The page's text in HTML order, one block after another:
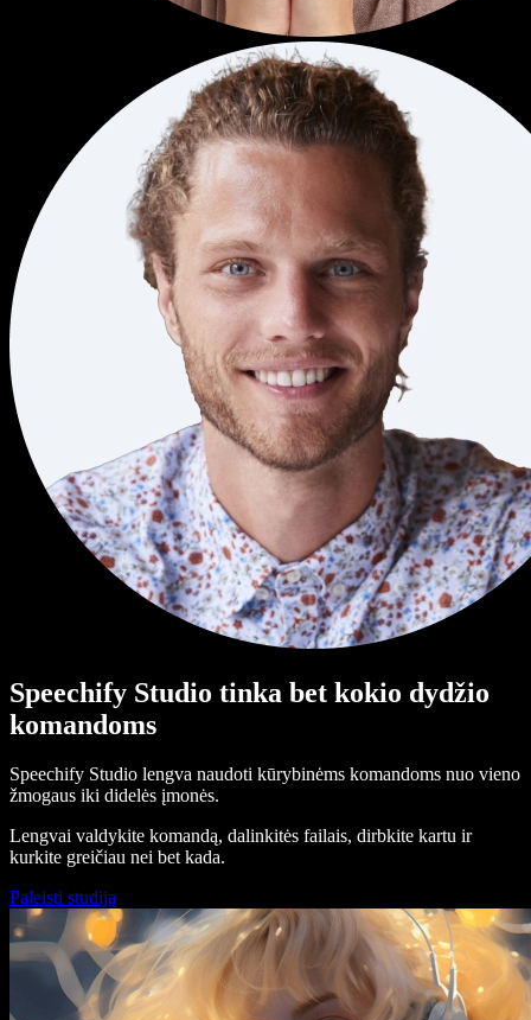
Speechify Studio tinka bet kokio dydžio
komandoms
Speechify Studio lengva naudoti kūrybinėms komandoms nuo vieno
žmogaus iki didelės įmonės.
Lengvai valdykite komandą, dalinkitės failais, dirbkite kartu ir
kurkite greičiau nei bet kada.
Paleisti studiją